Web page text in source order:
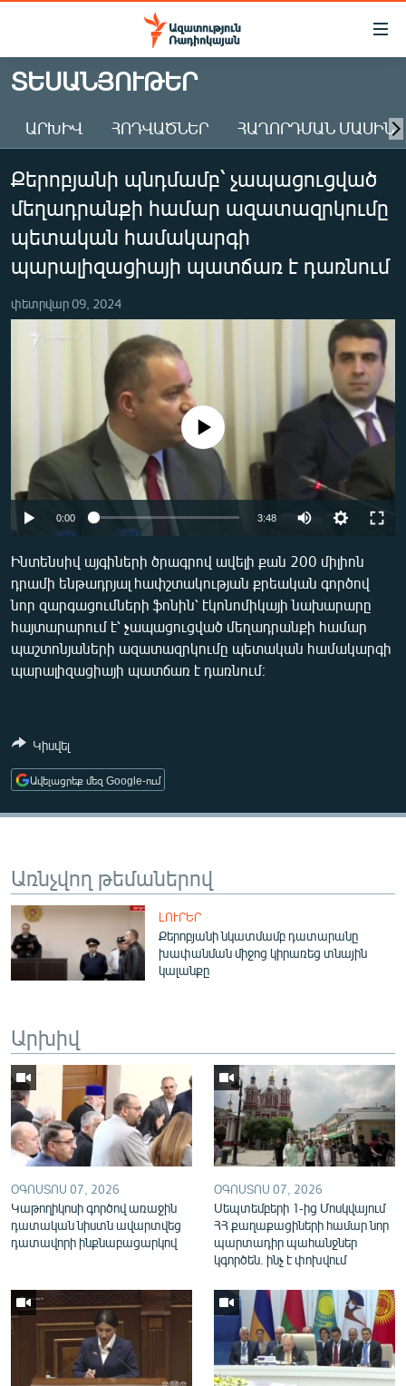
Մատչելիության
Անցնել
հիմնական
Անցնել
հիմնական
մենյուին
Որոնում
ԱԶԱՏՈՒԹՅՈՒՆ TV
ՀԱՅԱՍՏԱՆ
ԸՆՏՐՈՒԹՅՈՒՆՆԵՐ 2026
ԻՐԱՎՈՒՆՔ
ՀԱՍԱՐԱԿՈՒԹՅՈՒՆ
ՂԱՐԱԲԱՂ
ՊԱՏԵՐԱԶՄԻ 6 ՇԱԲԱԹՆԵՐԸ
ՏԱՐԱԾԱՇՐՋԱՆ
ՄԻՋԱԶԳԱՅԻՆ
ՄՇԱԿՈՒՅԹ
ՍՊՈՐՏ
ՄԵԿՆԱԲԱՆՈՒԹՅՈՒՆ
ՏՏ ԵՒ ԻՆՏԵՐՆԵՏ
ԿՈՐՈՆԱՎԻՐՈՒՍ
ԱՐԽԻՎ
ՏԵՍԱՆՅՈՒԹԵՐ
ԲԱՆԱՎԵՃ
ՓՈԴՔԱՍԹ
Հայերեն
ՀԵՏԵՎԵՔ ՄԵԶ
«Ազատության» բոլոր կայքերը
ՏԵՍԱՆՅՈՒԹԵՐ
ԱՐԽԻՎ ՀՈԴՎԱԾՆԵՐ ՀԱՂՈՐԴՄԱՆ ՄԱՍԻՆ
Քերոբյանի պնդմամբ՝ չապացուցված
մեղադրանքի համար ազատազրկումը
պետական համակարգի
պարալիզացիայի պատճառ է դառնում
փետրվար 09, 2024
Auto 240p 360p 480p
720p 1080p
No media source currently available
0:00 3:48
360p
480p
720p
Ինտենսիվ այգիների ծրագրով ավելի քան 200 միլիոն
դրամի ենթադրյալ հափշտակության քրեական գործով
նոր զարգացումների ֆոնին՝ էկոնոմիկայի նախարարը
հայտարարում է՝ չապացուցված մեղադրանքի համար
պաշտոնյաների ազատազրկումը պետական համակարգի
պարալիզացիայի պատճառ է դառնում։
Կիսվել
Ավելացրեք մեզ Google-ում
Առնչվող թեմաներով
ԼՈՒՐԵՐ
Քերոբյանի նկատմամբ դատարանը
խափանման միջոց կիրառեց տնային
կալանքը
Արխիվ
ՕԳՈՍՏՈՍ 07, 2026
Կաթողիկոսի գործով առաջին
դատական նիստն ավարտվեց
դատավորի ինքնաբացարկով
ՕԳՈՍՏՈՍ 07, 2026
Սեպտեմբերի 1-ից Մոսկվայում
ՀՀ քաղաքացիների համար նոր
պարտադիր պահանջներ
կգործեն. ինչ է փոխվում